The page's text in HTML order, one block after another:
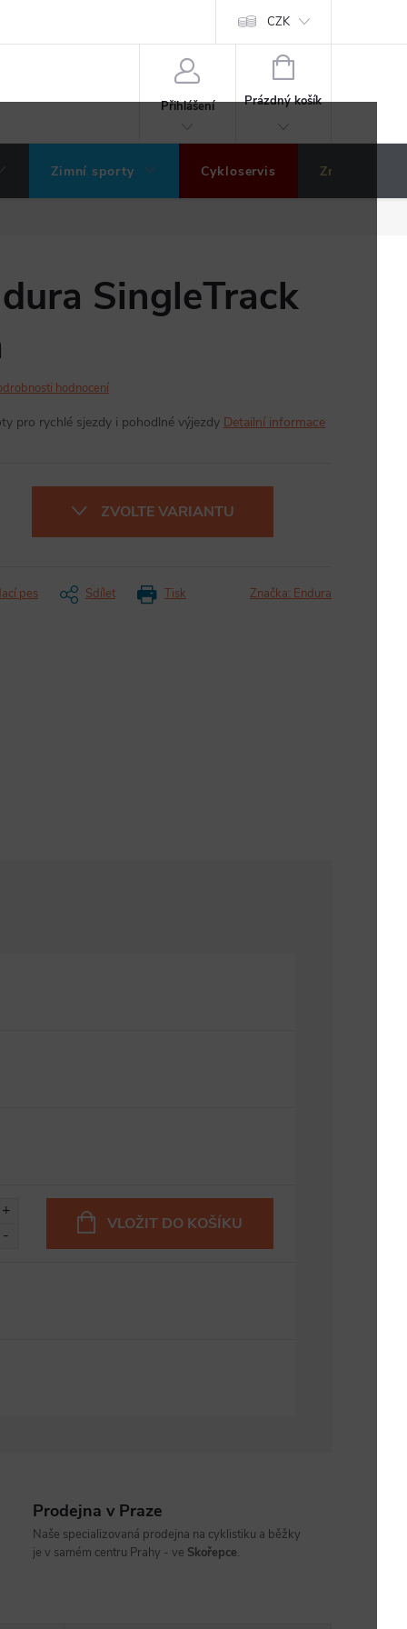
Hodnocení obchodu CZK
Přihlášení
NÁKUPNÍ
KOŠÍK
Prázdný košík
Zimní sporty Cykloservis Značky
SingleTrack
hodnocení
pro rychlé sjezdy i pohodlné výjezdy Detailní informace
ZVOLTE VARIANTU
Tisk
pes Sdílet Značka: Endura
VLOŽIT DO KOŠÍKU
Prodejna v Praze
Naše specializovaná prodejna na cyklistiku a běžky
je v samém centru Prahy - ve Skořepce.